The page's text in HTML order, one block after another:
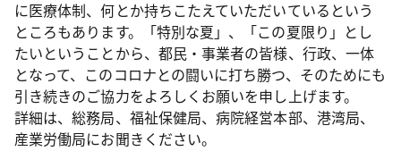
に医療体制、何とか持ちこたえていただいているという
ところもあります。「特別な夏」、「この夏限り」とし
たいということから、都民・事業者の皆様、行政、一体
となって、このコロナとの闘いに打ち勝つ、そのためにも
引き続きのご協力をよろしくお願いを申し上げます。
詳細は、総務局、福祉保健局、病院経営本部、港湾局、
産業労働局にお聞きください。